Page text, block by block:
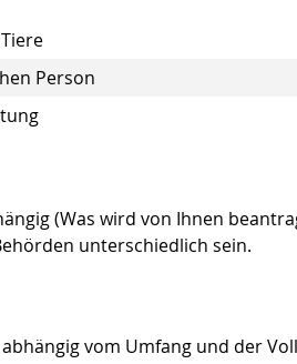
Person
(Was wird von Ihnen
unterschiedlich sein.
vom Umfang und der